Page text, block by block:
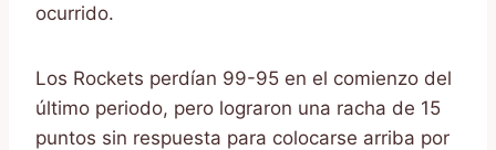
ocurrido.
Los Rockets perdían 99-95 en el comienzo del
último periodo, pero lograron una racha de 15
puntos sin respuesta para colocarse arriba por